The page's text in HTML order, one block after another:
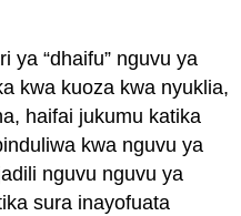
ya “dhaifu” nguvu ya
kwa kuoza kwa nyuklia,
haifai jukumu katika
kwa nguvu ya
nguvu nguvu ya
sura inayofuata